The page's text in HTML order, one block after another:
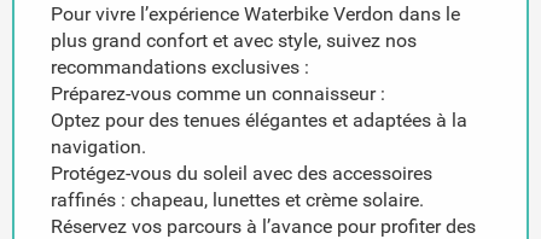
Pour vivre l’expérience Waterbike Verdon dans le
plus grand confort et avec style, suivez nos
recommandations exclusives :
Préparez-vous comme un connaisseur :
Optez pour des tenues élégantes et adaptées à la
navigation.
Protégez-vous du soleil avec des accessoires
raffinés : chapeau, lunettes et crème solaire.
Réservez vos parcours à l’avance pour profiter des